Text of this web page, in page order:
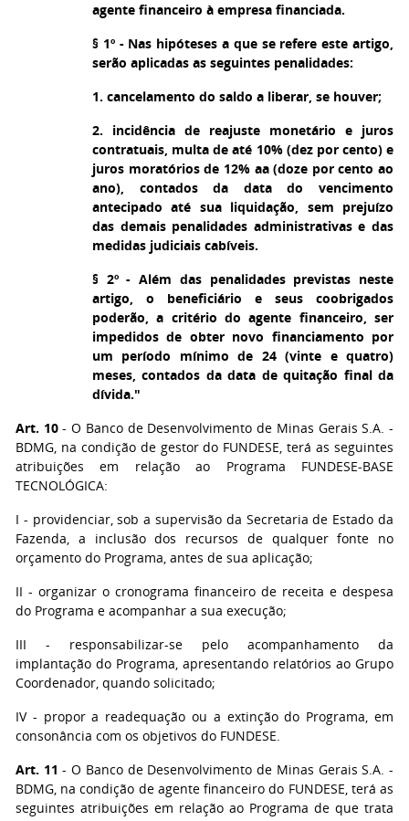
agente financeiro à empresa financiada.
§ 1º - Nas hipóteses a que se refere este artigo,
serão aplicadas as seguintes penalidades:
1. cancelamento do saldo a liberar, se houver;
2. incidência de reajuste monetário e juros
contratuais, multa de até 10% (dez por cento) e
juros moratórios de 12% aa (doze por cento ao
ano), contados da data do vencimento
antecipado até sua liquidação, sem prejuízo
das demais penalidades administrativas e das
medidas judiciais cabíveis.
§ 2º - Além das penalidades previstas neste
artigo, o beneficiário e seus coobrigados
poderão, a critério do agente financeiro, ser
impedidos de obter novo financiamento por
um período mínimo de 24 (vinte e quatro)
meses, contados da data de quitação final da
dívida."
Art. 10- O Banco de Desenvolvimento de Minas Gerais S.A. -
BDMG, na condição de gestor do FUNDESE, terá as seguintes
atribuições em relação ao Programa FUNDESE-BASE
TECNOLÓGICA:
I - providenciar, sob a supervisão da Secretaria de Estado da
Fazenda, a inclusão dos recursos de qualquer fonte no
orçamento do Programa, antes de sua aplicação;
II - organizar o cronograma financeiro de receita e despesa
do Programa e acompanhar a sua execução;
III - responsabilizar-se pelo acompanhamento da
implantação do Programa, apresentando relatórios ao Grupo
Coordenador, quando solicitado;
IV - propor a readequação ou a extinção do Programa, em
consonância com os objetivos do FUNDESE.
Art. 11 - O Banco de Desenvolvimento de Minas Gerais S.A. -
BDMG, na condição de agente financeiro do FUNDESE, terá as
seguintes atribuições em relação ao Programa de que trata